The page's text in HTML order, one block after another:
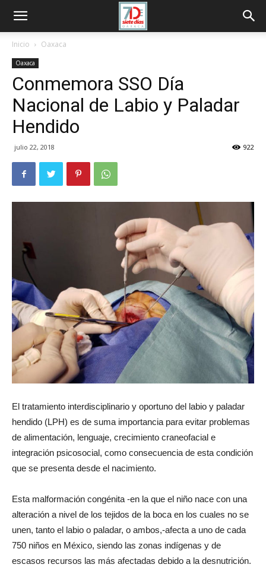
Inicio Oaxaca
Oaxaca
Conmemora SSO Día
Nacional de Labio y Paladar
Hendido
julio 22, 2018 922
El tratamiento interdisciplinario y oportuno del labio y paladar
hendido (LPH) es de suma importancia para evitar problemas
de alimentación, lenguaje, crecimiento craneofacial e
integración psicosocial, como consecuencia de esta condición
que se presenta desde el nacimiento.
Esta malformación congénita -en la que el niño nace con una
alteración a nivel de los tejidos de la boca en los cuales no se
unen, tanto el labio o paladar, o ambos,-afecta a uno de cada
750 niños en México, siendo las zonas indígenas y de
escasos recursos las más afectadas debido a la desnutrición.